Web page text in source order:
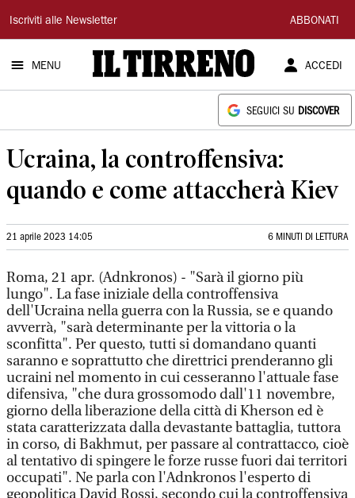
Il
Tirreno
Iscriviti alle Newsletter ABBONATI
MENU ACCEDI
SEGUICI SU DISCOVER
Ucraina, la controffensiva:
quando e come attaccherà Kiev
21 aprile 2023 14:05 6 MINUTI DI LETTURA
Roma, 21 apr. (Adnkronos) - "Sarà il giorno più
lungo". La fase iniziale della controffensiva
dell'Ucraina nella guerra con la Russia, se e quando
avverrà, "sarà determinante per la vittoria o la
sconfitta". Per questo, tutti si domandano quanti
saranno e soprattutto che direttrici prenderanno gli
ucraini nel momento in cui cesseranno l'attuale fase
difensiva, "che dura grossomodo dall'11 novembre,
giorno della liberazione della città di Kherson ed è
stata caratterizzata dalla devastante battaglia, tuttora
in corso, di Bakhmut, per passare al contrattacco, cioè
al tentativo di spingere le forze russe fuori dai territori
occupati". Ne parla con l'Adnkronos l'esperto di
geopolitica David Rossi, secondo cui la controffensiva